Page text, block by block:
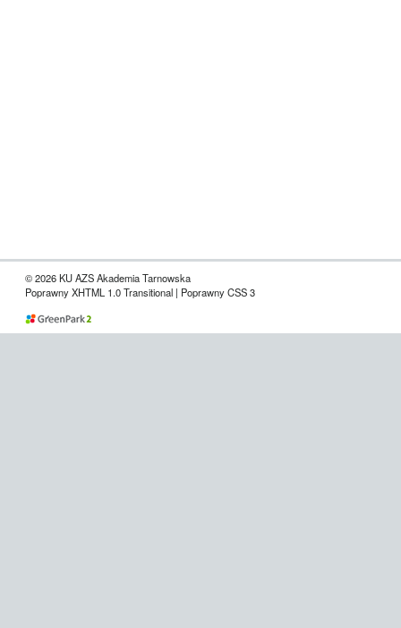
© 2026 KU AZS Akademia Tarnowska
Poprawny XHTML 1.0 Transitional | Poprawny CSS 3